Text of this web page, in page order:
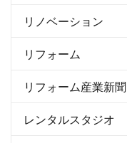
リノベーション
リフォーム
リフォーム産業新聞
レンタルスタジオ